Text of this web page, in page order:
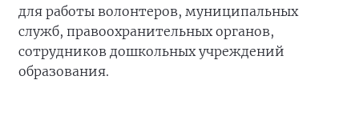
для работы волонтеров, муниципальных
служб, правоохранительных органов,
сотрудников дошкольных учреждений
образования.